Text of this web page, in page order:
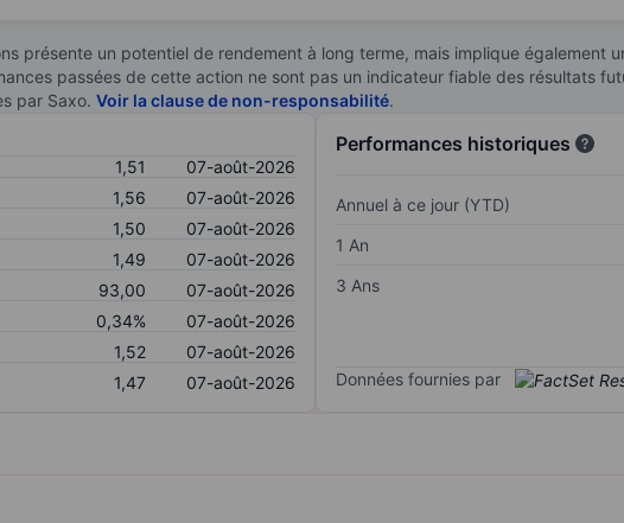
présente un potentiel de rendement à long terme, mais implique également
passées de cette action ne sont pas un indicateur fiable des résultats
par Saxo. Voir la clause de non-responsabilité.
1,51
07-août-2026
1,56
07-août-2026
1,50
07-août-2026
1,49
07-août-2026
93,00
07-août-2026
0,34%
07-août-2026
1,52
07-août-2026
1,47 07-août-2026
Performances historiques
Annuel à ce jour (YTD)
1 An
3 Ans
Données fournies par